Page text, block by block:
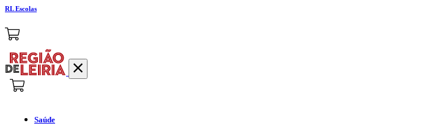
RL Escolas
Saúde